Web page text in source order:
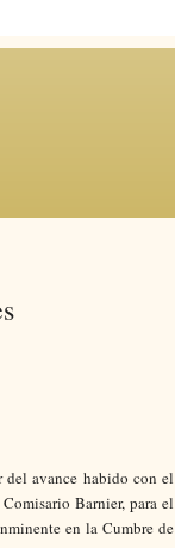
del avance habido con el
Barnier, para el
en la Cumbre de